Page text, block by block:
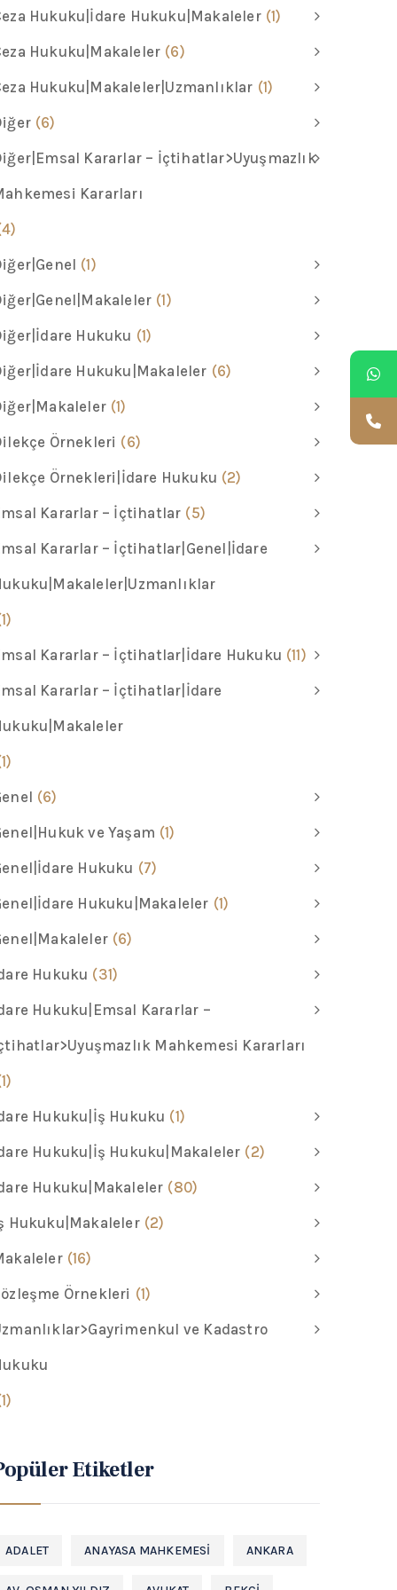
Hukuku|İdare Hukuku|Makaleler (1)
Hukuku|Makaleler (6)
Hukuku|Makaleler|Uzmanlıklar (1)
(6)
Kararlar – İçtihatlar>Uyuşmazlık
Kararları
(1)
(1)
Hukuku (1)
Hukuku|Makaleler (6)
(1)
Örnekleri (6)
Örnekleri|İdare Hukuku (2)
Kararlar – İçtihatlar (5)
Kararlar – İçtihatlar|Genel|İdare
Kararlar – İçtihatlar|İdare Hukuku (11)
Kararlar – İçtihatlar|İdare
(6)
ve Yaşam (1)
Hukuku (7)
Hukuku|Makaleler (1)
(6)
Hukuku (31)
Hukuku|Emsal Kararlar –
Mahkemesi Kararları
Hukuku|İş Hukuku (1)
Hukuku|İş Hukuku|Makaleler (2)
Hukuku|Makaleler (80)
Hukuku|Makaleler (2)
(16)
Örnekleri (1)
ve Kadastro
Etiketler
ADALET ANAYASA MAHKEMESI ANKARA